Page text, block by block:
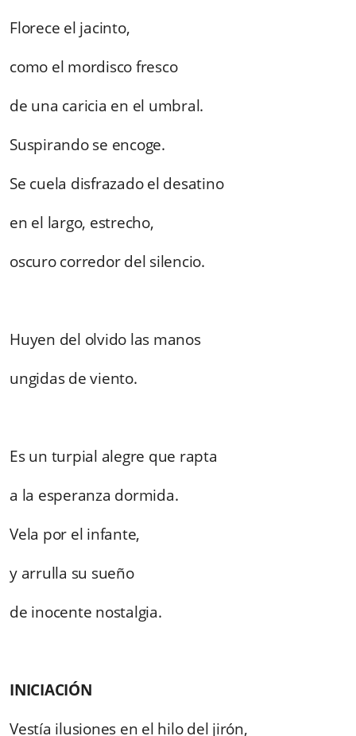
Florece el jacinto,
como el mordisco fresco
de una caricia en el umbral.
Suspirando se encoge.
Se cuela disfrazado el desatino
en el largo, estrecho,
oscuro corredor del silencio.
Huyen del olvido las manos
ungidas de viento.
Es un turpial alegre que rapta
a la esperanza dormida.
Vela por el infante,
y arrulla su sueño
de inocente nostalgia.
INICIACIÓN
Vestía ilusiones en el hilo del jirón,